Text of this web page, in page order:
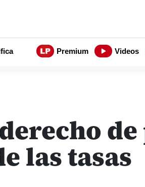
Premium Videos
las tasas